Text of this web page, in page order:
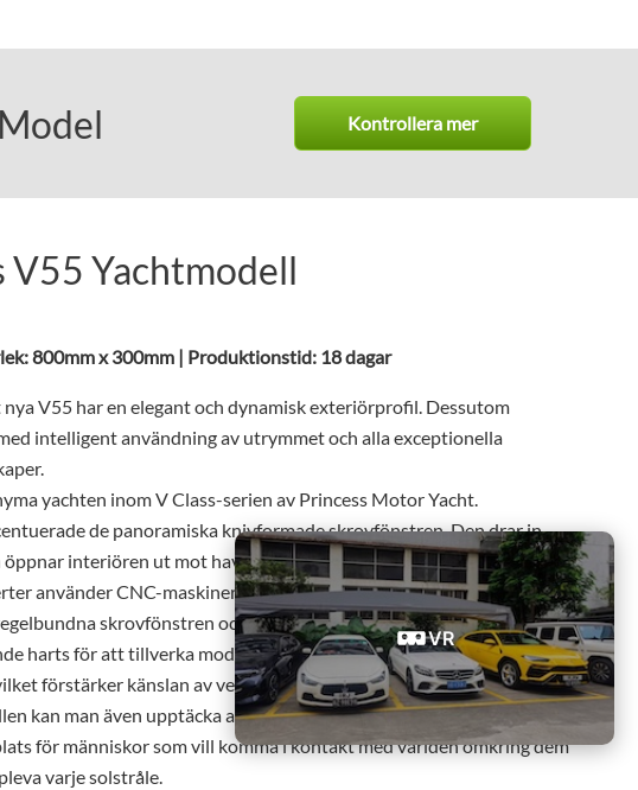
Kontrollera mer
V55 Yachtmodell
800mm x 300mm | Produktionstid: 18 dagar
nya V55 har en elegant och dynamisk exteriörprofil. Dessutom
intelligent användning av utrymmet och alla exceptionella
yachten inom V Class-serien av Princess Motor Yacht.
de panoramiska knivformade skrovfönstren. Den drar in
interiören ut mot havet runt omkring.
använder CNC-maskiner och laserskärningstekniker för att
skrovfönstren och dess symboliska djup-V-skrov.
harts för att tillverka modellskrovet. Det är samma material som den
förstärker känslan av verklighet.
kan man även upptäcka att takluckan är fällbar. Med denna design är
för människor som vill komma i kontakt med världen omkring dem
varje solstråle.
VR